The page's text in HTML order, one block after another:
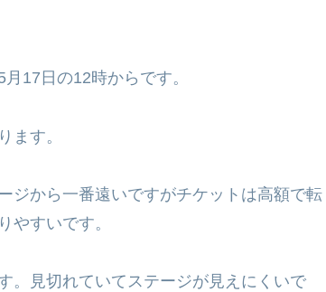
17日の12時からです。
ます。
から一番遠いですがチケットは高額で転
やすいです。
。見切れていてステージが見えにくいで